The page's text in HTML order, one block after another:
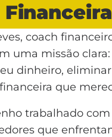
coach
uma missão
dinheiro,
que
trabalhado
que